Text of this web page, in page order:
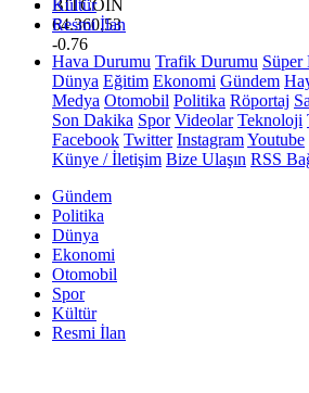
BITCOIN
64.360,53
-0.76
Kültür
Resmi İlan
Hava Durumu Trafik Durumu Süper
Dünya Eğitim Ekonomi Gündem
Medya Otomobil Politika Röportaj
Son Dakika Spor Videolar Teknoloji
Facebook Twitter InstagramYoutube
Künye / İletişim Bize Ulaşın RSS
Gündem
Politika
Dünya
Ekonomi
Otomobil
Spor
Kültür
Resmi İlan